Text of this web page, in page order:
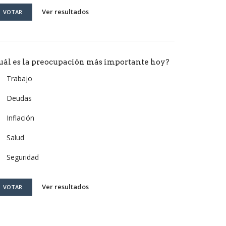
VOTAR Ver resultados
es la preocupación más importante hoy?
Trabajo
Deudas
Inflación
Salud
Seguridad
VOTAR Ver resultados